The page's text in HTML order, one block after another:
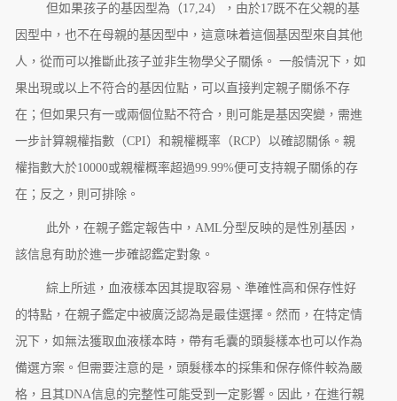
但如果孩子的基因型為（17,24），由於17既不在父親的基
因型中，也不在母親的基因型中，這意味着這個基因型來自其他
人，從而可以推斷此孩子並非生物學父子關係。 一般情況下，如
果出現或以上不符合的基因位點，可以直接判定親子關係不存
在；但如果只有一或兩個位點不符合，則可能是基因突變，需進
一步計算親權指數（CPI）和親權概率（RCP）以確認關係。親
權指數大於10000或親權概率超過99.99%便可支持親子關係的存
在；反之，則可排除。
此外，在親子鑑定報告中，AML分型反映的是性別基因，
該信息有助於進一步確認鑑定對象。
綜上所述，血液樣本因其提取容易、準確性高和保存性好
的特點，在親子鑑定中被廣泛認為是最佳選擇。然而，在特定情
況下，如無法獲取血液樣本時，帶有毛囊的頭髮樣本也可以作為
備選方案。但需要注意的是，頭髮樣本的採集和保存條件較為嚴
格，且其DNA信息的完整性可能受到一定影響。因此，在進行親